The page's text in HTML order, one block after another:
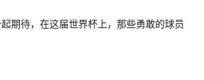
期待，在这届世界杯上，那些勇敢的球员